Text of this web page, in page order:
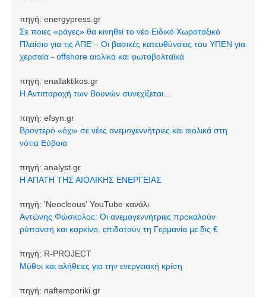
πηγή: energypress.gr
Σε ποιες «ράγες» θα κινηθεί το νέο Ειδικό Χωροταξικό
Πλαίσιο για τις ΑΠΕ – Οι βασικές κατευθύνσεις του ΥΠΕΝ για
χερσαία - offshore αιολικά και φωτοβολταϊκά
πηγή: enallaktikos.gr
Η Αντιπαροχή των Βουνών συνεχίζεται…
πηγή: efsyn.gr
Βροντερό «όχι» σε νέες ανεμογεννήτριες και αιολικά στη
νότια Εύβοια
πηγή: analyst.gr
Η ΑΠΑΤΗ ΤΗΣ ΑΙΟΛΙΚΗΣ ΕΝΕΡΓΕΙΑΣ
πηγή: 'Neocleοus' YouTube κανάλι
Αντώνης Φώσκολος: Οι ανεμογεννήτριες προκαλούν
ρύπανση και καρκίνο, επιδοτούν τη Γερμανία με δις €
πηγή: R-PROJECT
Μύθοι και αλήθειες για την ενεργειακή κρίση
πηγή: naftemporiki.gr